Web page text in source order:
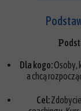
P
Dla kogo:Osoby,
a chcą
Cel: